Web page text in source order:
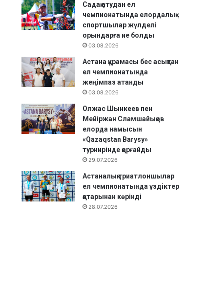
Садақ атудан ел
чемпионатында елордалық
спортшылар жүлделі
орындарға ие болды
03.08.2026
Астана құрамасы бес асықтан
ел чемпионатында
жеңімпаз атанды
03.08.2026
Олжас Шынкеев пен
Мейіржан Сламшайықов
елорда намысын
«Qazaqstan Barysy»
турнирінде қорғайды
29.07.2026
Астаналық триатлоншылар
ел чемпионатында үздіктер
қатарынан көрінді
28.07.2026